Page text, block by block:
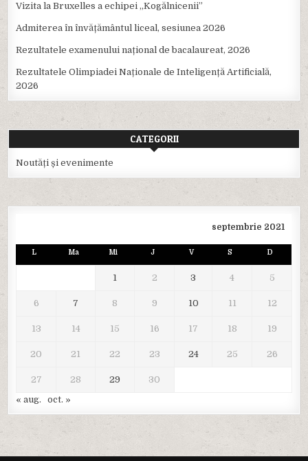
Vizita la Bruxelles a echipei ,,Kogălnicenii”
Admiterea în învățământul liceal, sesiunea 2026
Rezultatele examenului național de bacalaureat, 2026
Rezultatele Olimpiadei Naționale de Inteligență Artificială,
2026
CATEGORII
Noutăți și evenimente
septembrie 2021
L Ma Mi J V S D
1 2 3 4 5
6 7 8 9 10 11 12
13 14 15 16 17 18 19
20 21 22 23 24 25 26
27 28 29
30
« aug.
oct. »